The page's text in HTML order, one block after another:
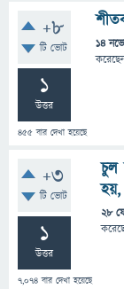
+8
টি ভোট
1
উত্তর
455 বার দেখা হয়েছে
14
+3
টি ভোট
1
উত্তর
7,074 বার দেখা হয়েছে
চুল
28